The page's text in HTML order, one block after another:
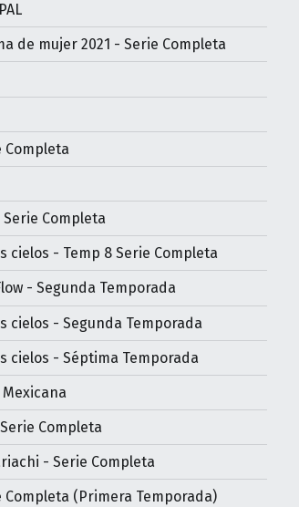
de mujer 2021 - Serie Completa
Completa
Serie Completa
cielos - Temp 8 Serie Completa
- Segunda Temporada
cielos - Segunda Temporada
cielos - Séptima Temporada
Completa
- Serie Completa
Completa (Primera Temporada)